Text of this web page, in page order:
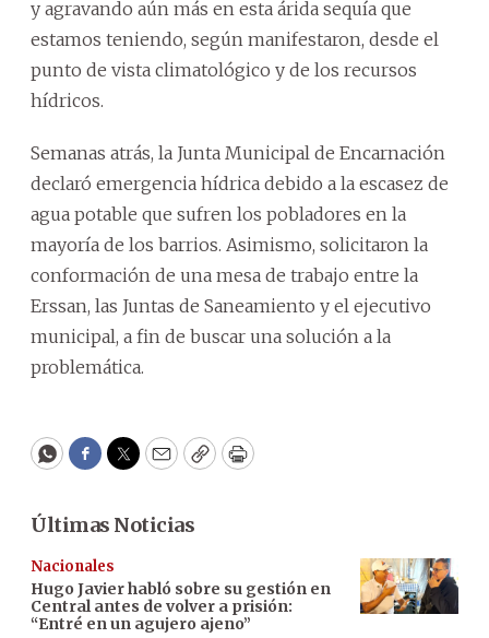
y agravando aún más en esta árida sequía que
estamos teniendo, según manifestaron, desde el
punto de vista climatológico y de los recursos
hídricos.
Semanas atrás, la Junta Municipal de Encarnación
declaró emergencia hídrica debido a la escasez de
agua potable que sufren los pobladores en la
mayoría de los barrios. Asimismo, solicitaron la
conformación de una mesa de trabajo entre la
Erssan, las Juntas de Saneamiento y el ejecutivo
municipal, a fin de buscar una solución a la
problemática.
WhatsApp
Facebook
Twitter
EmailCopyPrint
Últimas Noticias
Nacionales
Hugo Javier habló sobre su gestión en
Central antes de volver a prisión:
“Entré en un agujero ajeno”